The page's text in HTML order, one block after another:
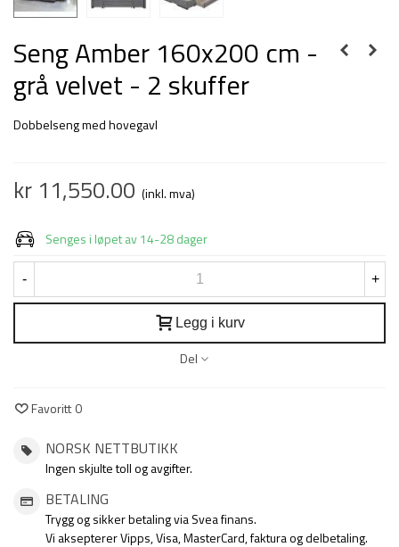
Seng Amber 160x200 cm -
grå velvet - 2 skuffer
Dobbelseng med hovegavl
kr 11,550.00 (inkl. mva)
Senges i løpet av 14-28 dager
- +
Legg i kurv
Del
Favoritt 0
NORSK NETTBUTIKK
Ingen skjulte toll og avgifter.
BETALING
Trygg og sikker betaling via Svea finans.
Vi aksepterer Vipps, Visa, MasterCard, faktura og delbetaling.